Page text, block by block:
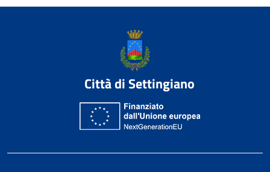
Città di Settingiano